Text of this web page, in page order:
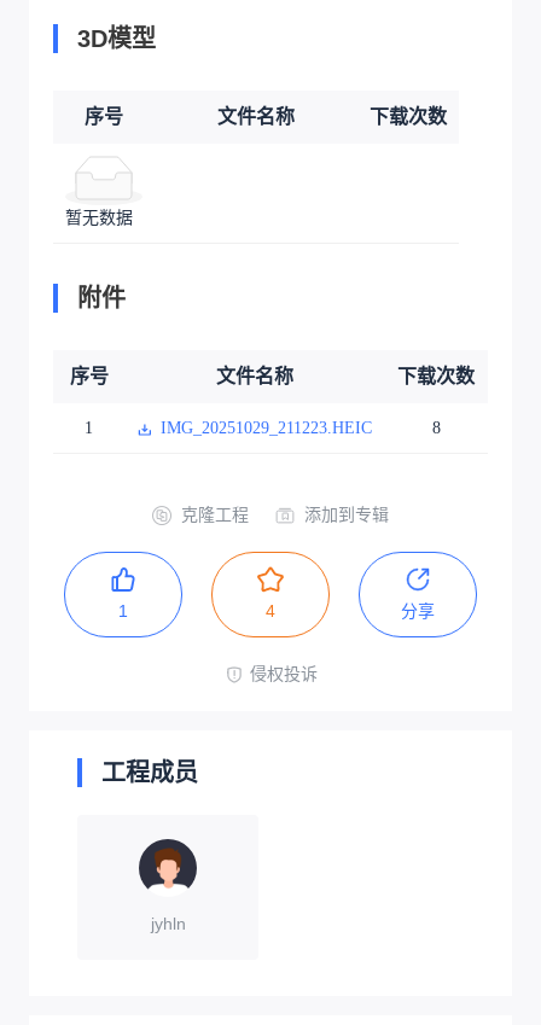
3D模型
序号 文件名称 下载次数
暂无数据
附件
序号 文件名称 下载次数
1 IMG_20251029_211223.HEIC 8
克隆工程 添加到专辑
1 4 分享
侵权投诉
工程成员
jyhln